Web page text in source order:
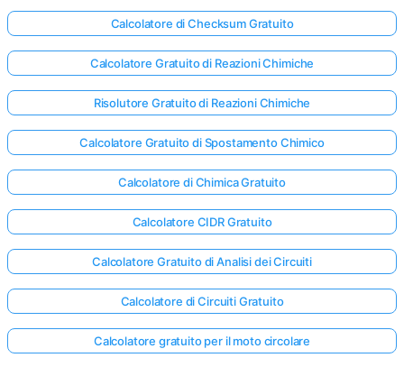
Calcolatore di Checksum Gratuito
Calcolatore Gratuito di Reazioni Chimiche
Risolutore Gratuito di Reazioni Chimiche
Calcolatore Gratuito di Spostamento Chimico
Calcolatore di Chimica Gratuito
Calcolatore CIDR Gratuito
Calcolatore Gratuito di Analisi dei Circuiti
Calcolatore di Circuiti Gratuito
Calcolatore gratuito per il moto circolare